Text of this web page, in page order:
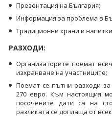
Презентация на България;
Информация за проблема в
Традиционни храни и
РАЗХОДИ:
Организаторите поемат
изхранване на участниците;
Поемат се пътни разходи
270 евро. Към настоящия
посочените дати са на
разликата се доплаща от